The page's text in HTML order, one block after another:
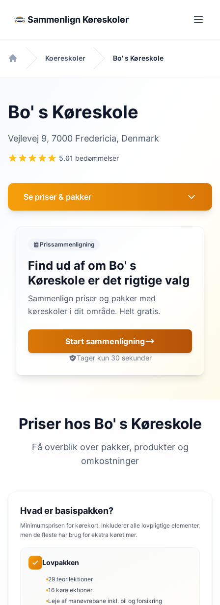
Sammenlign Køreskoler
Forside
Koereskoler Bo' s Køreskole
Bo' s Køreskole
Vejlevej 9, 7000 Fredericia, Denmark
5.01 bedømmelser
Se priser & pakker
Prissammenligning
Find ud af om Bo' s
Køreskole er det rigtige valg
Sammenlign priser og pakker med
køreskoler i dit område. Helt gratis.
Start sammenligning
Tager kun 30 sekunder
Priser hos Bo' s Køreskole
Få overblik over pakker, produkter og
omkostninger
Hvad er basispakken?
Minimumsprisen for kørekort. Inkluderer alle lovpligtige elementer,
men de fleste har brug for ekstra køretimer.
Lovpakken
29 teorilektioner
16 kørelektioner
Leje af manøvrebane inkl. bil og forsikring